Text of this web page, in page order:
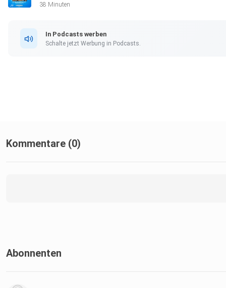
38 Minuten
In Podcasts werben
Schalte jetzt Werbung in Podcasts.
Kommentare (0)
Abonnenten